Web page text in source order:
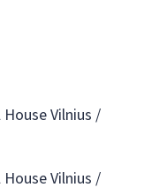
Vilnius /
Vilnius /